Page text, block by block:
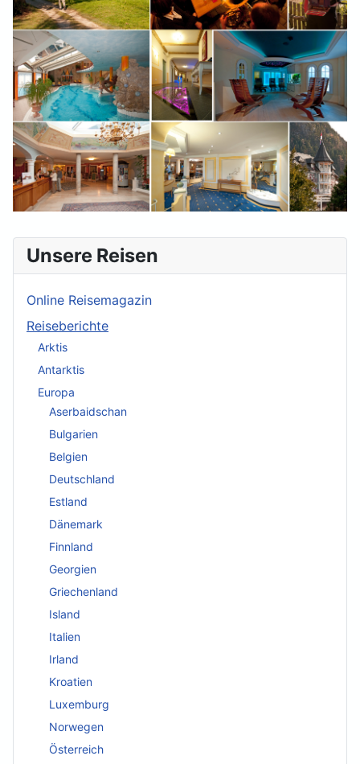
Unsere Reisen
Online Reisemagazin
Reiseberichte
Arktis
Antarktis
Europa
Aserbaidschan
Bulgarien
Belgien
Deutschland
Estland
Dänemark
Finnland
Georgien
Griechenland
Island
Italien
Irland
Kroatien
Luxemburg
Norwegen
Österreich